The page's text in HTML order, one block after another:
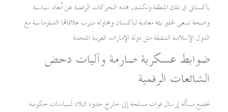
باكستاني في تلك المنطقة وتكشف هذه التحركات الرقمية عن أبعاد سياسية
واضحة تسعى لخلق بيئة معادية لباكستان ومحاولة ضرب علاقاتها الدبلوماسية مع
الدول الإسلامية الشقيقة مثل دولة الإمارات العربية المتحدة
ضوابط عسكرية صارمة وآليات دحض
الشائعات الرقمية
تخضع مسألة إرسال قوات مسلحة إلى خارج حدود البلاد لسياسات حكومية